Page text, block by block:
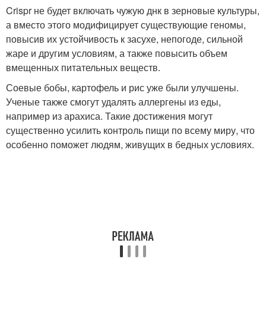
Crispr не будет включать чужую днк в зерновые культуры,
а вместо этого модифицирует существующие геномы,
повысив их устойчивость к засухе, непогоде, сильной
жаре и другим условиям, а также повысить объем
вмещенных питательных веществ.
Соевые бобы, картофель и рис уже были улучшены.
Ученые также смогут удалять аллергены из еды,
например из арахиса. Такие достижения могут
существенно усилить контроль пищи по всему миру, что
особенно поможет людям, живущих в бедных условиях.